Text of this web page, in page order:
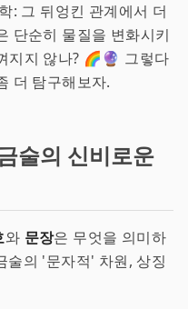
: 그 뒤엉킨 관계에서 더
단순히 물질을 변화시키
지지 않나? 🌈🔮 그렇다
더 탐구해보자.
술의 신비로운
와 문장은 무엇을 의미하
의 '문자적' 차원, 상징